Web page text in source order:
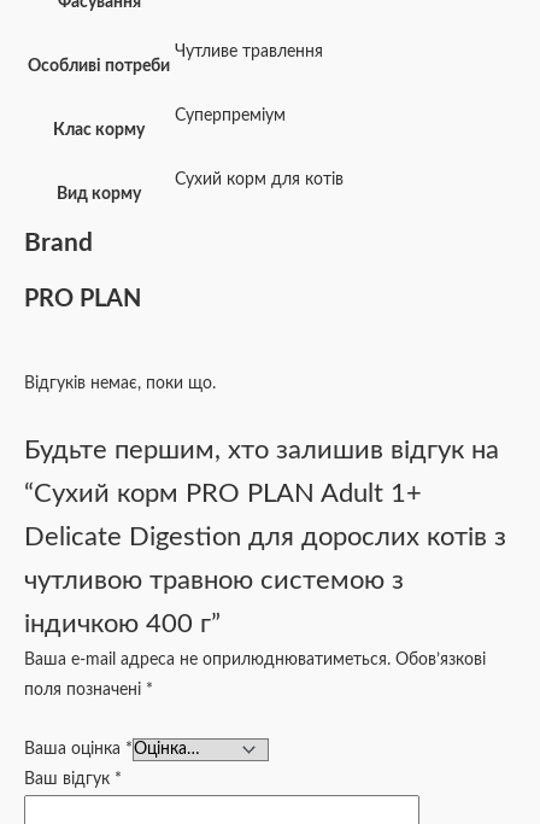
Особливі потреби
Чутливе травлення
Клас корму
Суперпреміум
Вид корму
Сухий корм для котів
Brand
PRO PLAN
Відгуків немає, поки що.
Будьте першим, хто залишив відгук на
“Сухий корм PRO PLAN Adult 1+
Delicate Digestion для дорослих котів з
чутливою травною системою з
індичкою 400 г”
Ваша e-mail адреса не оприлюднюватиметься. Обов’язкові
поля позначені *
Ваша оцінка *
Ваш відгук *